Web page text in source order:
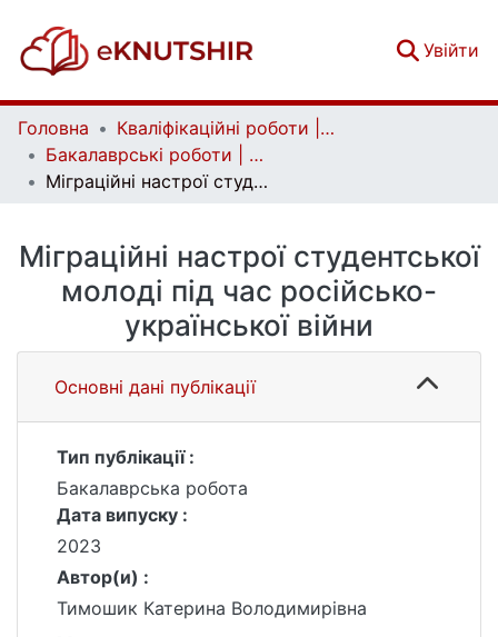
Увійти
Головна
Кваліфікаційні роботи | Qualifying works
Бакалаврські роботи | Bachelor theses
Міграційні настрої студентської молоді під час російсько-української війни
Міграційні настрої студентської
молоді під час російсько-
української війни
Основні дані публікації
Тип публікації :
Бакалаврська робота
Дата випуску :
2023
Автор(и) :
Тимошик Катерина Володимирівна